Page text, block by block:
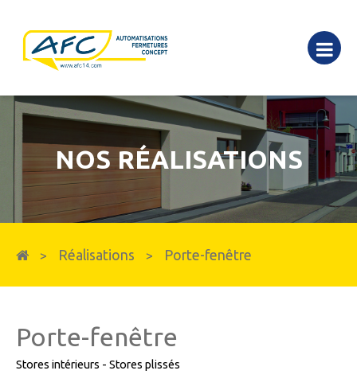
NOS RÉALISATIONS
> Réalisations > Porte-fenêtre
Porte-fenêtre
Stores intérieurs - Stores plissés